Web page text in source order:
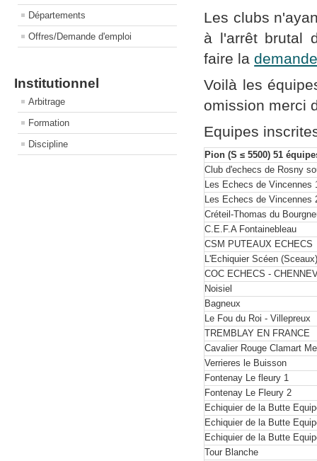
Départements
Offres/Demande d'emploi
Institutionnel
Arbitrage
Formation
Discipline
Les clubs
à l'arrêt brutal
faire la
Voilà les
omission merci
Equipes
Pion (S ≤ 5500) 51
Club d'echecs de Rosny
Les Echecs de Vincennes
Les Echecs de Vincennes
Créteil-Thomas du
C.E.F.A Fontainebleau
CSM PUTEAUX ECHECS
L'Echiquier Scéen
COC ECHECS -
Noisiel
Bagneux
Le Fou du Roi - Villepreux
TREMBLAY EN FRANCE
Cavalier Rouge Clamart
Verrieres le Buisson
Fontenay Le fleury 1
Fontenay Le Fleury 2
Echiquier de la Butte
Echiquier de la Butte
Echiquier de la Butte
Tour Blanche